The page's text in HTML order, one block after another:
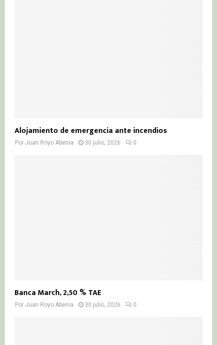
Alojamiento de emergencia ante incendios
Por Juan Royo Abenia 30 julio, 2026 0
Banca March, 2,50 % TAE
Por Juan Royo Abenia 30 julio, 2026 0